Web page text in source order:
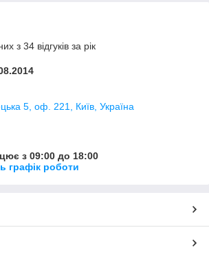
з 34 відгуків за рік
5, оф. 221, Київ, Україна
з 09:00 до 18:00
графік роботи